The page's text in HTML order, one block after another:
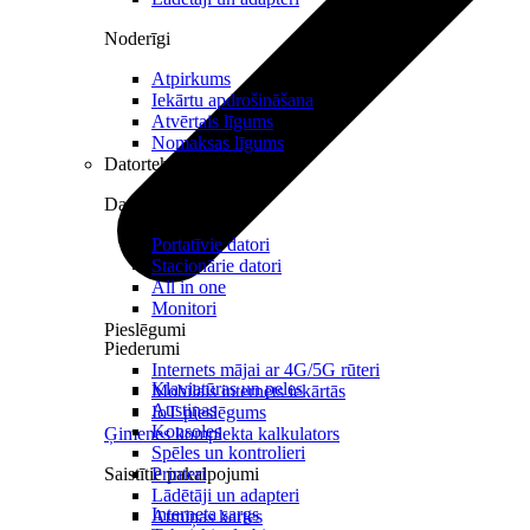
Pieslēgumi
Internets mājai ar 4G/5G rūteri
Mobilais internets iekārtās
IoT pieslēgums
Ģimenes komplekta kalkulators
Saistītie pakalpojumi
Interneta sargs
Noderīgi
Atpirkums
Iekārtu apdrošināšana
Atvērtais līgums
Nomaksas līgums
Datortehnika
Datori un Monitori
Portatīvie datori
Stacionārie datori
All in one
Monitori
Piederumi
Klaviatūras un peles
Austiņas
Konsoles
Spēles un kontrolieri
Printeri
Lādētāji un adapteri
Atmiņas kartes